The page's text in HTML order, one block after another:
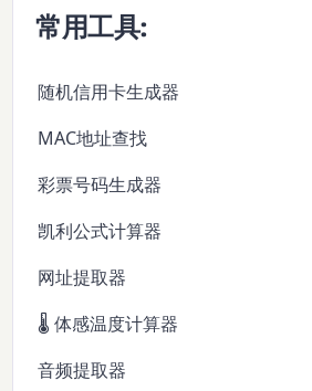
常用工具:
随机信用卡生成器
MAC地址查找
彩票号码生成器
凯利公式计算器
网址提取器
🌡️ 体感温度计算器
音频提取器